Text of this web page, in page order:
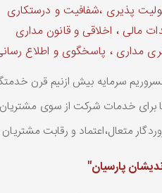
پذیری ،شفافیت و درستکاری
مالی ، اخلاقی و قانون مداری
مداری ، پاسخگوی و اطلاع
سرمایه بیش ازنیم قرن
برای خدمات شرکت از سوی مشتریان
متعال،اعتماد و رقابت
پارسیان"